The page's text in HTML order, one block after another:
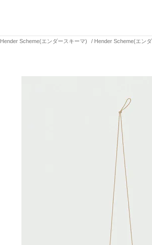
Hender Scheme(エンダースキーマ) Hender Scheme(エン